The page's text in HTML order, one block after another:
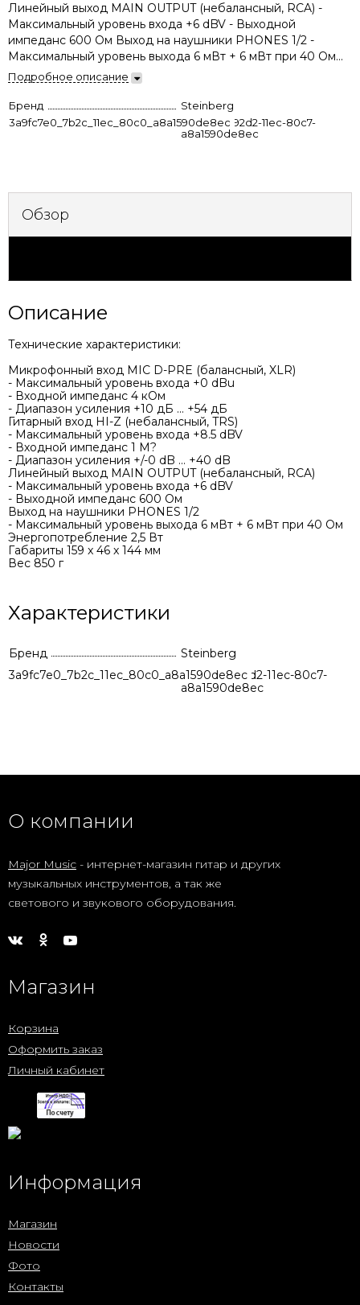
Линейный выход MAIN OUTPUT (небалансный, RCA) -
Максимальный уровень входа +6 dBV - Выходной
импеданс 600 Ом Выход на наушники PHONES 1/2 -
Максимальный уровень выхода 6 мВт + 6 мВт при 40 Ом...
Подробное описание
Бренд
Steinberg
3a9fc7e0_7b2c_11ec_80c0_a8a1590de8ec5aaa3627-92d2-11ec-80c7-
a8a1590de8ec
Обзор
Описание
Технические характеристики:
Микрофонный вход MIC D-PRE (балансный, XLR)
- Максимальный уровень входа +0 dBu
- Входной импеданс 4 кОм
- Диапазон усиления +10 дБ ... +54 дБ
Гитарный вход HI-Z (небалансный, TRS)
- Максимальный уровень входа +8.5 dBV
- Входной импеданс 1 M?
- Диапазон усиления +/-0 dB ... +40 dB
Линейный выход MAIN OUTPUT (небалансный, RCA)
- Максимальный уровень входа +6 dBV
- Выходной импеданс 600 Ом
Выход на наушники PHONES 1/2
- Максимальный уровень выхода 6 мВт + 6 мВт при 40 Ом
Энергопотребление 2,5 Вт
Габариты 159 x 46 x 144 мм
Вес 850 г
Характеристики
Бренд
Steinberg
3a9fc7e0_7b2c_11ec_80c0_a8a1590de8ec5aaa3627-92d2-11ec-80c7-
a8a1590de8ec
О компании
Major Music - интернет-магазин гитар и других
музыкальных инструментов, а так же
светового и звукового оборудования.
Магазин
Корзина
Оформить заказ
Личный кабинет
Информация
Магазин
Новости
Фото
Контакты